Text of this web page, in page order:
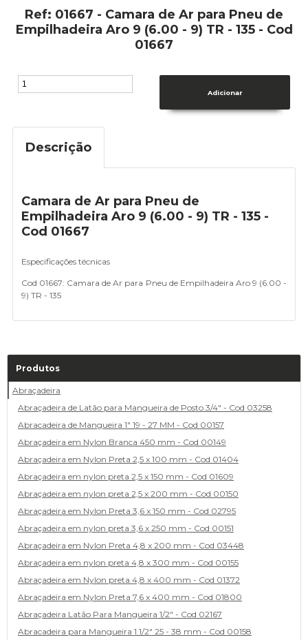
Ref: 01667 - Camara de Ar para Pneu de
Empilhadeira Aro 9 (6.00 - 9) TR - 135 - Cod
01667
Descrição
Camara de Ar para Pneu de
Empilhadeira Aro 9 (6.00 - 9) TR - 135 -
Cod 01667
Especificações técnicas
Cod 01667: Camara de Ar para Pneu de Empilhadeira Aro 9 (6.00 -
9) TR - 135
Produtos
Abraçadeira
Abraçadeira de Latão para Mangueira de Posto 3/4" - Cod 03258
Abracadeira de Mangueira 1" 19 - 27 MM - Cod 00157
Abraçadeira em Nylon Branca 450 mm - Cod 00149
Abraçadeira em Nylon Preta 2,5 x 100 mm - Cod 01404
Abraçadeira em nylon preta 2,5 x 150 mm - Cod 01609
Abraçadeira em nylon preta 2,5 x 200 mm - Cod 00150
Abraçadeira em Nylon Preta 3,6 x 150 mm - Cod 02795
Abraçadeira em nylon preta 3,6 x 250 mm - Cod 00151
Abraçadeira em Nylon Preta 4,8 x 200 mm - Cod 03448
Abraçadeira em nylon preta 4,8 x 300 mm - Cod 00155
Abraçadeira em Nylon preta 4,8 x 400 mm - Cod 01372
Abraçadeira em Nylon Preta 7,6 x 400 mm - Cod 01800
Abraçadeira Latão Para Mangueira 1/2" - Cod 02167
Abracadeira para Mangueira 1.1/2" 25 - 38 mm - Cod 00158